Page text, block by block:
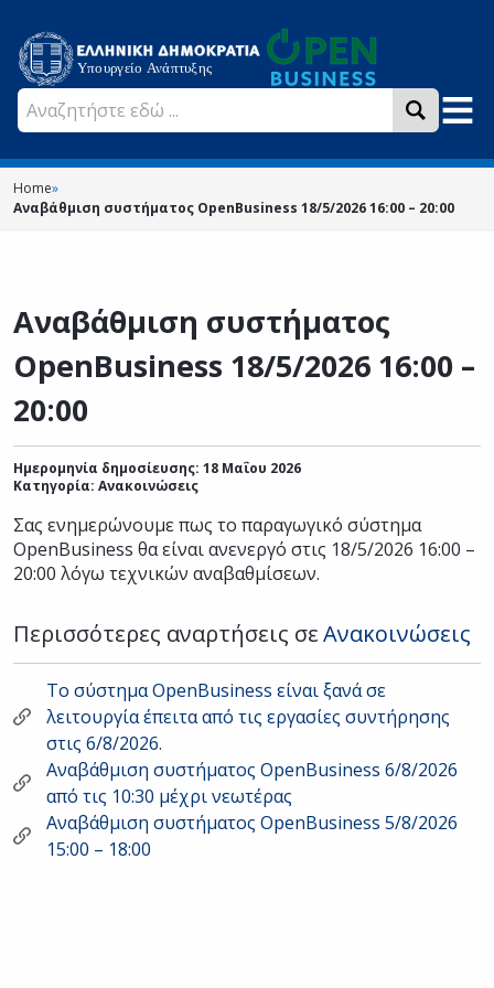
Home»
Αναβάθμιση συστήματος OpenBusiness 18/5/2026 16:00 – 20:00
Αναβάθμιση συστήματος
OpenBusiness 18/5/2026 16:00 –
20:00
Ημερομηνία δημοσίευσης: 18 Μαΐου 2026
Κατηγορία: Ανακοινώσεις
Σας ενημερώνουμε πως το παραγωγικό σύστημα
OpenBusiness θα είναι ανενεργό στις 18/5/2026 16:00 –
20:00 λόγω τεχνικών αναβαθμίσεων.
Περισσότερες αναρτήσεις σεΑνακοινώσεις
Το σύστημα OpenBusiness είναι ξανά σε
λειτουργία έπειτα από τις εργασίες συντήρησης
στις 6/8/2026.
Αναβάθμιση συστήματος OpenBusiness 6/8/2026
από τις 10:30 μέχρι νεωτέρας
Αναβάθμιση συστήματος OpenBusiness 5/8/2026
15:00 – 18:00